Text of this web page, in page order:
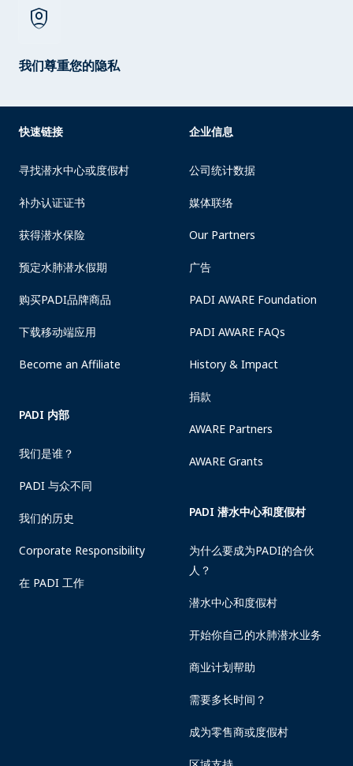
shield_person
我们尊重您的隐私
快速链接
寻找潜水中心或度假村
补办认证证书
获得潜水保险
预定水肺潜水假期
购买PADI品牌商品
下载移动端应用
Become an Affiliate
PADI 内部
我们是谁？
PADI 与众不同
我们的历史
Corporate Responsibility
在 PADI 工作
企业信息
公司统计数据
媒体联络
Our Partners
广告
PADI AWARE Foundation
PADI AWARE FAQs
History & Impact
捐款
AWARE Partners
AWARE Grants
PADI 潜水中心和度假村
为什么要成为PADI的合伙
人？
潜水中心和度假村
开始你自己的水肺潜水业务
商业计划帮助
需要多长时间？
成为零售商或度假村